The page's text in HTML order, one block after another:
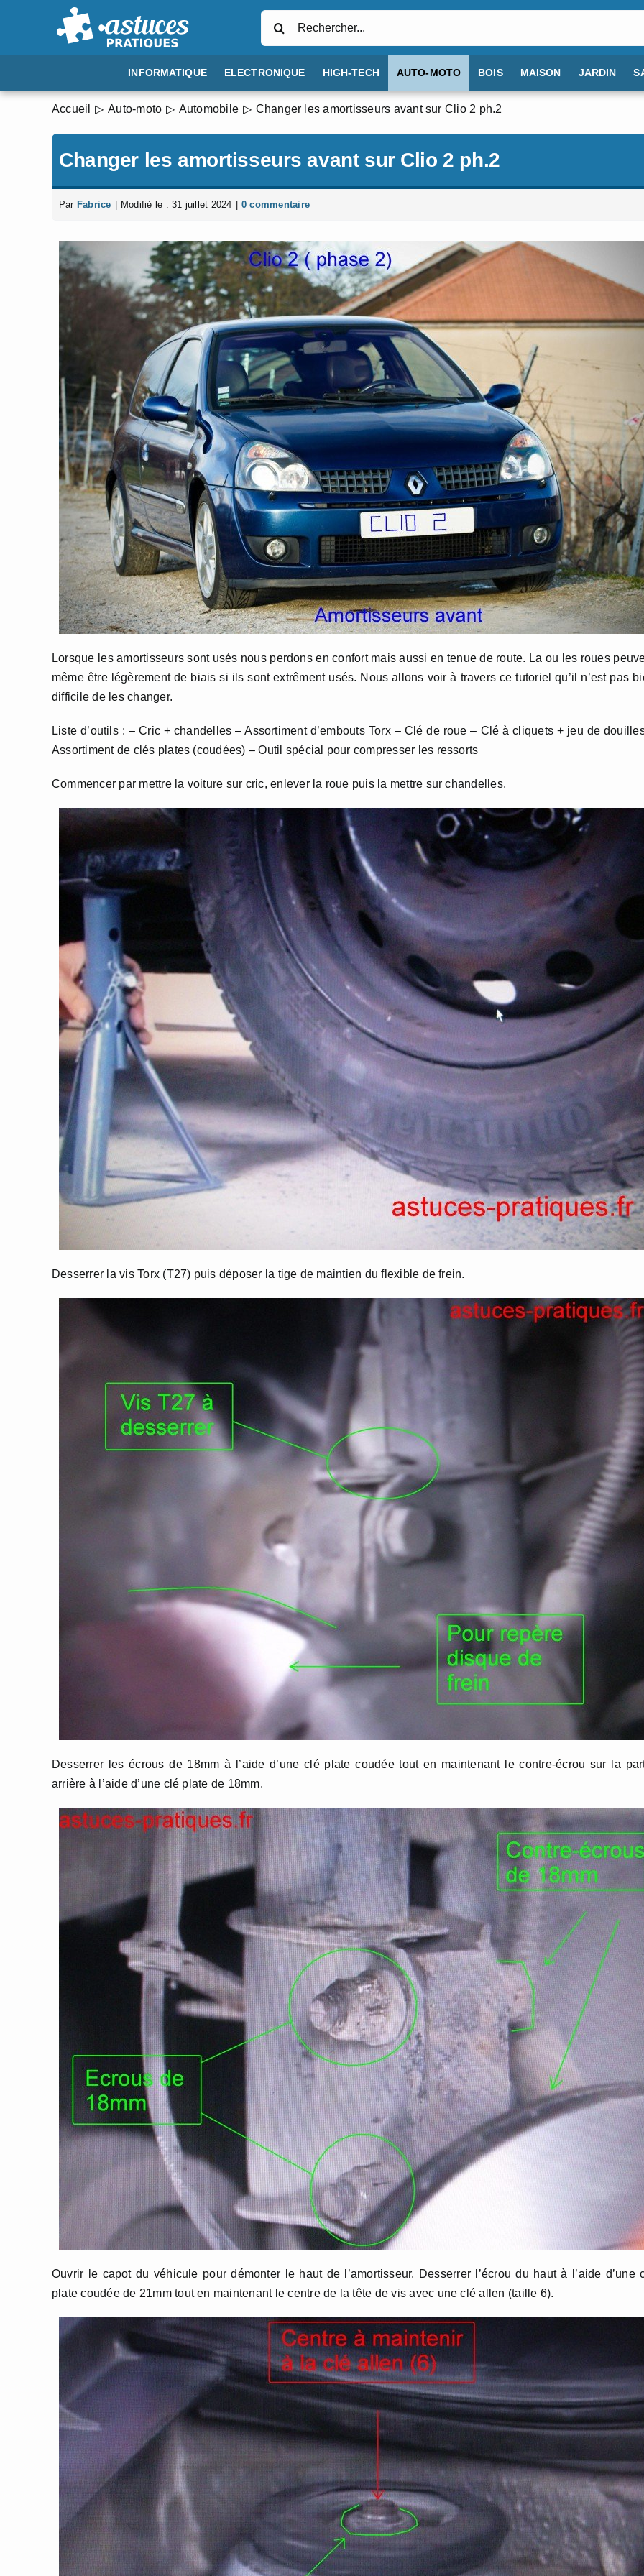
INFORMATIQUE ELECTRONIQUE HIGH-TECH AUTO-MOTO BOIS MAISON JARDIN
Accueil Auto-moto Automobile Changer les amortisseurs avant sur Clio 2 ph.2
Changer les amortisseurs avant sur Clio 2 ph.2
Par Fabrice Modifié le : 31 juillet 2024 0 commentaire
Lorsque les amortisseurs sont usés nous perdons en confort mais aussi en tenue de route. La ou les roues
même être légèrement de biais si ils sont extrêment usés. Nous allons voir à travers ce tutoriel qu’il n’est pas
difficile de les changer.
Liste d’outils : – Cric + chandelles – Assortiment d’embouts Torx – Clé de roue – Clé à cliquets + jeu de
Assortiment de clés plates (coudées) – Outil spécial pour compresser les ressorts
Commencer par mettre la voiture sur cric, enlever la roue puis la mettre sur chandelles.
Desserrer la vis Torx (T27) puis déposer la tige de maintien du flexible de frein.
Desserrer les écrous de 18mm à l’aide d’une clé plate coudée tout en maintenant le contre-écrou sur la
arrière à l’aide d’une clé plate de 18mm.
Ouvrir le capot du véhicule pour démonter le haut de l’amortisseur. Desserrer l’écrou du haut à l’aide d’une
plate coudée de 21mm tout en maintenant le centre de la tête de vis avec une clé allen (taille 6).